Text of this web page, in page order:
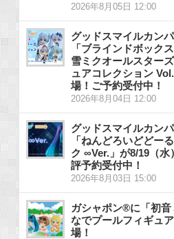
2026年8月05日 12:00
グッドスマイルカン
「ブラインドボック
雪ミクオールスター
ュアコレクション
場！ご予約受付中！
2026年8月04日 12:00
グッドスマイルカン
「ねんどろいどどー
ク ∞Ver.」が8/19（水
評予約受付中！
2026年8月03日 15:00
ガシャポン®に「初音
なでプールフィギュ
場！